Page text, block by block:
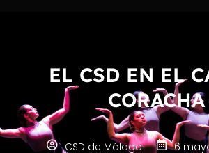
EL CSD EN EL
CORACHA
CSD de Málaga 6